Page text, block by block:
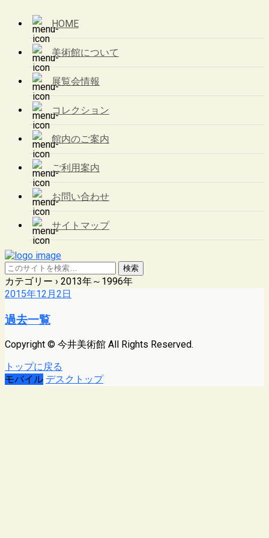
HOME
美術館について
展覧会情報
コレクション
館内のご案内
ご利用案内
お問い合わせ
サイトマップ
カテゴリー › 2013年～1996年
2015年12月2日
過去一覧
Copyright © 今井美術館 All Rights Reserved.
トップに戻る
モバイル デスクトップ